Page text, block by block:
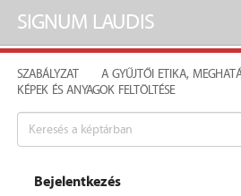
SIGNUM LAUDIS
SZABÁLYZAT
A GYŰJTŐI ETIKA,
KÉPEK ÉS ANYAGOK FELTÖLTÉSE
Bejelentkezés